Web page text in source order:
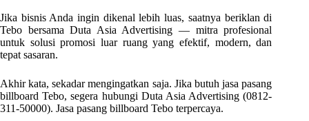
Jika bisnis Anda ingin dikenal lebih luas, saatnya beriklan di
Tebo bersama Duta Asia Advertising — mitra profesional
untuk solusi promosi luar ruang yang efektif, modern, dan
tepat sasaran.
Akhir kata, sekadar mengingatkan saja. Jika butuh jasa pasang
billboard Tebo, segera hubungi Duta Asia Advertising (0812-
311-50000). Jasa pasang billboard Tebo terpercaya.